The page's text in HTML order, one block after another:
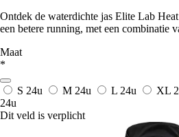
Ontdek de waterdichte jas Elite Lab
een betere running, met een combinatie
Maat
*
S 24u M 24u L 24u XL
24u
Dit veld is verplicht